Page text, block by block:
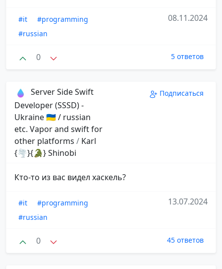
#it
#programming
#russian
08.11.2024
0 5 ответов
Server Side Swift
Developer (SSSD) -
Ukraine 🇺🇦 / russian
etc. Vapor and swift for
other platforms / Karl
{🌪️}{🐊} Shinobi
Подписаться
Кто-то из вас видел хаскель?
#it
#programming
#russian
13.07.2024
0 45 ответов